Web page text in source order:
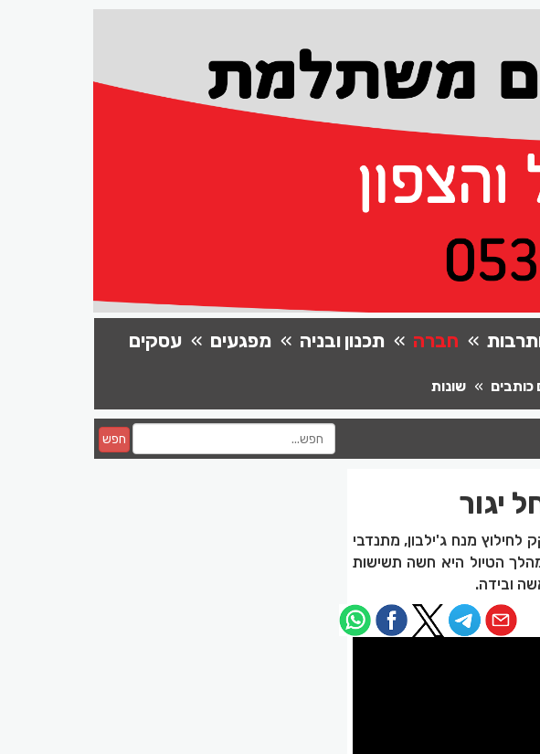
חברה תכנון ובניה מפגעים
עסקים
כותבים שונות
חפש
יגור
מנח ג'ילבון, מתנדבי
בנחל המערות, במהלך הטיול היא חשה תשישות